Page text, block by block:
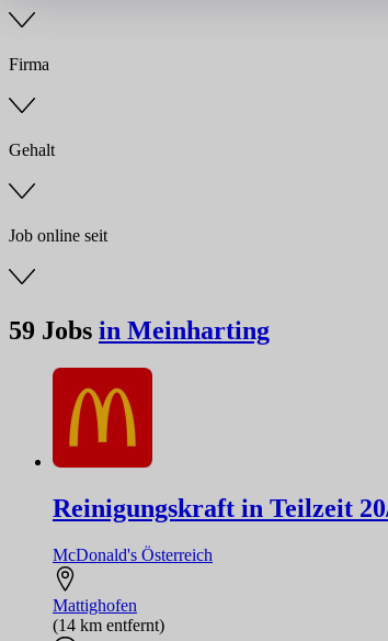
Firma
Gehalt
Job online seit
59 Jobs in Meinharting
Reinigungskraft in Teilzeit
McDonald's Österreich
Mattighofen
(14 km entfernt)